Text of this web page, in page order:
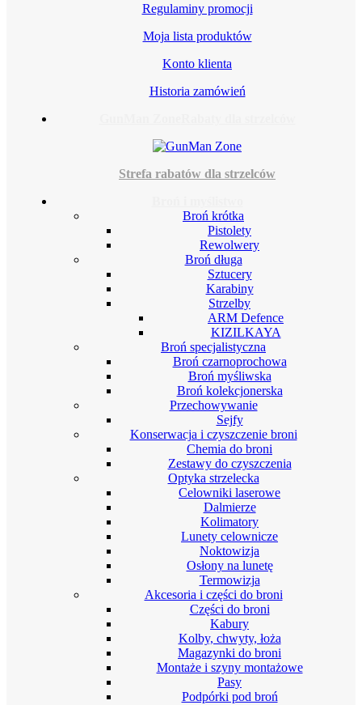
Regulaminy promocji
Moja lista produktów
Konto klienta
Historia zamówień
Strefa rabatów dla strzelców
Broń krótka
Pistolety
Rewolwery
Broń długa
Sztucery
Karabiny
Strzelby
ARM Defence
KIZILKAYA
Broń specjalistyczna
Broń czarnoprochowa
Broń myśliwska
Broń kolekcjonerska
Przechowywanie
Sejfy
Konserwacja i czyszczenie broni
Chemia do broni
Zestawy do czyszczenia
Optyka strzelecka
Celowniki laserowe
Dalmierze
Kolimatory
Lunety celownicze
Noktowizja
Osłony na lunetę
Termowizja
Akcesoria i części do broni
Części do broni
Kabury
Kolby, chwyty, łoża
Magazynki do broni
Montaże i szyny montażowe
Pasy
Podpórki pod broń